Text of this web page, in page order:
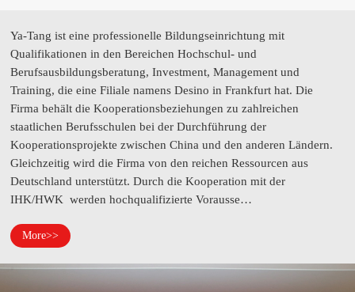
Ya-Tang ist eine professionelle Bildungseinrichtung mit
Qualifikationen in den Bereichen Hochschul- und
Berufsausbildungsberatung, Investment, Management und
Training, die eine Filiale namens Desino in Frankfurt hat. Die
Firma behält die Kooperationsbeziehungen zu zahlreichen
staatlichen Berufsschulen bei der Durchführung der
Kooperationsprojekte zwischen China und den anderen Ländern.
Gleichzeitig wird die Firma von den reichen Ressourcen aus
Deutschland unterstützt. Durch die Kooperation mit der
IHK/HWK werden hochqualifizierte Vorausse…
More>>